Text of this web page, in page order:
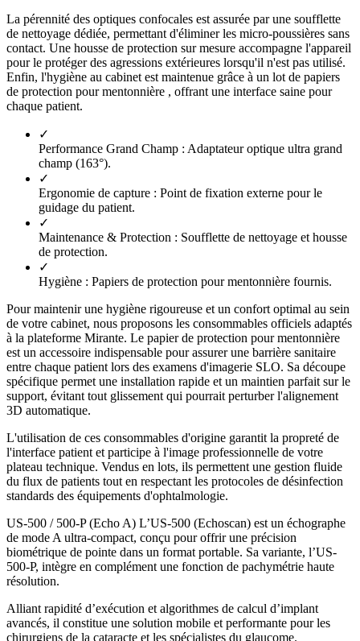
La pérennité des optiques confocales est assurée par une soufflette
de nettoyage dédiée, permettant d'éliminer les micro-poussières sans
contact. Une housse de protection sur mesure accompagne l'appareil
pour le protéger des agressions extérieures lorsqu'il n'est pas utilisé.
Enfin, l'hygiène au cabinet est maintenue grâce à un lot de papiers
de protection pour mentonnière , offrant une interface saine pour
chaque patient.
✓
Performance Grand Champ : Adaptateur optique ultra grand
champ (163°).
✓
Ergonomie de capture : Point de fixation externe pour le
guidage du patient.
✓
Maintenance & Protection : Soufflette de nettoyage et housse
de protection.
✓
Hygiène : Papiers de protection pour mentonnière fournis.
Pour maintenir une hygiène rigoureuse et un confort optimal au sein
de votre cabinet, nous proposons les consommables officiels adaptés
à la plateforme Mirante. Le papier de protection pour mentonnière
est un accessoire indispensable pour assurer une barrière sanitaire
entre chaque patient lors des examens d'imagerie SLO. Sa découpe
spécifique permet une installation rapide et un maintien parfait sur le
support, évitant tout glissement qui pourrait perturber l'alignement
3D automatique.
L'utilisation de ces consommables d'origine garantit la propreté de
l'interface patient et participe à l'image professionnelle de votre
plateau technique. Vendus en lots, ils permettent une gestion fluide
du flux de patients tout en respectant les protocoles de désinfection
standards des équipements d'ophtalmologie.
US-500 / 500-P (Echo A) L’US-500 (Echoscan) est un échographe
de mode A ultra-compact, conçu pour offrir une précision
biométrique de pointe dans un format portable. Sa variante, l’US-
500-P, intègre en complément une fonction de pachymétrie haute
résolution.
Alliant rapidité d’exécution et algorithmes de calcul d’implant
avancés, il constitue une solution mobile et performante pour les
chirurgiens de la cataracte et les spécialistes du glaucome.